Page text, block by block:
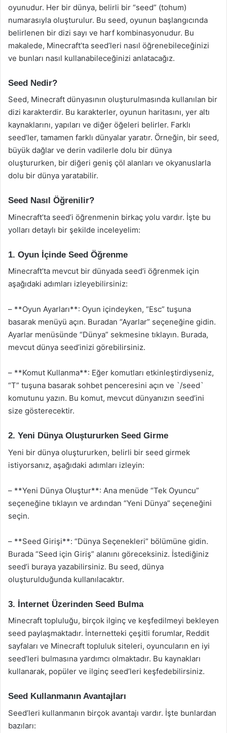
oyunudur. Her bir dünya, belirli bir “seed” (tohum)
numarasıyla oluşturulur. Bu seed, oyunun başlangıcında
belirlenen bir dizi sayı ve harf kombinasyonudur. Bu
makalede, Minecraft’ta seed’leri nasıl öğrenebileceğinizi
ve bunları nasıl kullanabileceğinizi anlatacağız.
Seed Nedir?
Seed, Minecraft dünyasının oluşturulmasında kullanılan bir
dizi karakterdir. Bu karakterler, oyunun haritasını, yer altı
kaynaklarını, yapıları ve diğer öğeleri belirler. Farklı
seed’ler, tamamen farklı dünyalar yaratır. Örneğin, bir seed,
büyük dağlar ve derin vadilerle dolu bir dünya
oluştururken, bir diğeri geniş çöl alanları ve okyanuslarla
dolu bir dünya yaratabilir.
Seed Nasıl Öğrenilir?
Minecraft’ta seed’i öğrenmenin birkaç yolu vardır. İşte bu
yolları detaylı bir şekilde inceleyelim:
1. Oyun İçinde Seed Öğrenme
Minecraft’ta mevcut bir dünyada seed’i öğrenmek için
aşağıdaki adımları izleyebilirsiniz:
– **Oyun Ayarları**: Oyun içindeyken, “Esc” tuşuna
basarak menüyü açın. Buradan “Ayarlar” seçeneğine gidin.
Ayarlar menüsünde “Dünya” sekmesine tıklayın. Burada,
mevcut dünya seed’inizi görebilirsiniz.
– **Komut Kullanma**: Eğer komutları etkinleştirdiyseniz,
“T” tuşuna basarak sohbet penceresini açın ve `/seed`
komutunu yazın. Bu komut, mevcut dünyanızın seed’ini
size gösterecektir.
2. Yeni Dünya Oluştururken Seed Girme
Yeni bir dünya oluştururken, belirli bir seed girmek
istiyorsanız, aşağıdaki adımları izleyin:
– **Yeni Dünya Oluştur**: Ana menüde “Tek Oyuncu”
seçeneğine tıklayın ve ardından “Yeni Dünya” seçeneğini
seçin.
– **Seed Girişi**: “Dünya Seçenekleri” bölümüne gidin.
Burada “Seed için Giriş” alanını göreceksiniz. İstediğiniz
seed’i buraya yazabilirsiniz. Bu seed, dünya
oluşturulduğunda kullanılacaktır.
3. İnternet Üzerinden Seed Bulma
Minecraft topluluğu, birçok ilginç ve keşfedilmeyi bekleyen
seed paylaşmaktadır. İnternetteki çeşitli forumlar, Reddit
sayfaları ve Minecraft topluluk siteleri, oyuncuların en iyi
seed’leri bulmasına yardımcı olmaktadır. Bu kaynakları
kullanarak, popüler ve ilginç seed’leri keşfedebilirsiniz.
Seed Kullanmanın Avantajları
Seed’leri kullanmanın birçok avantajı vardır. İşte bunlardan
bazıları: